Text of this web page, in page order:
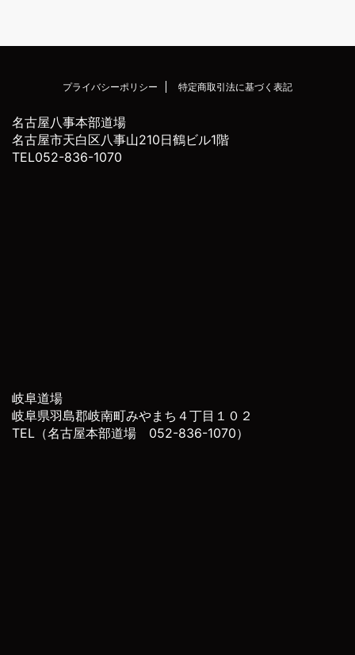
プライバシーポリシー 特定商取引法に基づく表記
名古屋八事本部道場
名古屋市天白区八事山210日鶴ビル1階
TEL052-836-1070
岐阜道場
岐阜県羽島郡岐南町みやまち４丁目１０２
TEL（名古屋本部道場 052-836-1070）